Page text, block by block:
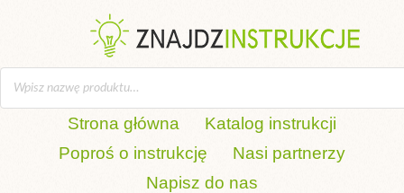
Strona główna
Katalog instrukcji
Poproś o instrukcję
Nasi partnerzy
Napisz do nas